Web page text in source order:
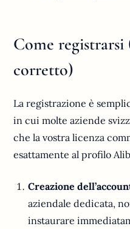
Come
corretto)
La registrazione è
in cui molte aziende
che la vostra licenza
esattamente al profilo
Creazione
aziendale dedicata,
instaurare